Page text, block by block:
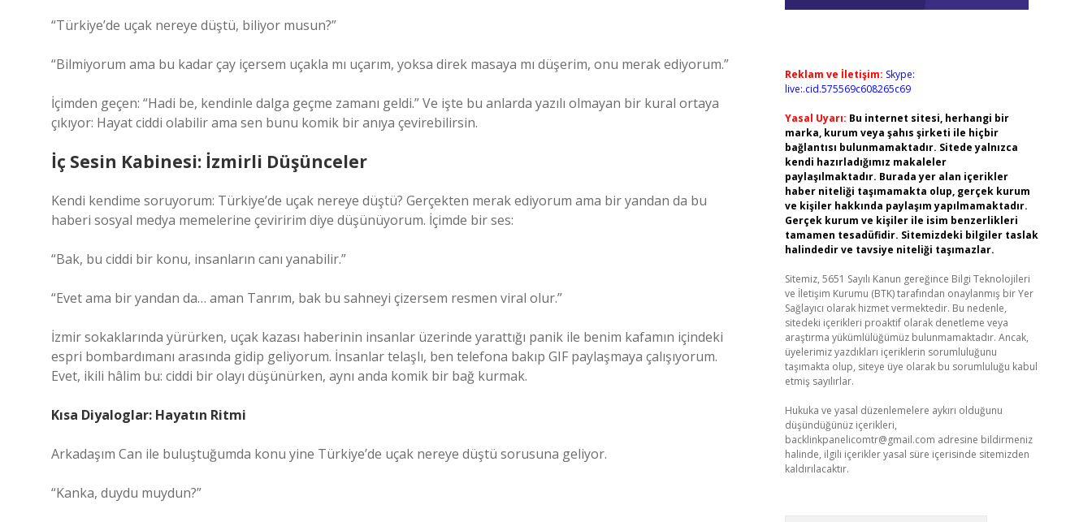
“Türkiye’de uçak nereye düştü, biliyor musun?”
“Bilmiyorum ama bu kadar çay içersem uçakla mı uçarım, yoksa direk masaya mı düşerim, onu merak ediyorum.”
İçimden geçen: “Hadi be, kendinle dalga geçme zamanı geldi.” Ve işte bu anlarda yazılı olmayan bir kural ortaya
çıkıyor: Hayat ciddi olabilir ama sen bunu komik bir anıya çevirebilirsin.
İç Sesin Kabinesi: İzmirli Düşünceler
Kendi kendime soruyorum: Türkiye’de uçak nereye düştü? Gerçekten merak ediyorum ama bir yandan da bu
haberi sosyal medya memelerine çeviririm diye düşünüyorum. İçimde bir ses:
“Bak, bu ciddi bir konu, insanların canı yanabilir.”
“Evet ama bir yandan da… aman Tanrım, bak bu sahneyi çizersem resmen viral olur.”
İzmir sokaklarında yürürken, uçak kazası haberinin insanlar üzerinde yarattığı panik ile benim kafamın içindeki
espri bombardımanı arasında gidip geliyorum. İnsanlar telaşlı, ben telefona bakıp GIF paylaşmaya çalışıyorum.
Evet, ikili hâlim bu: ciddi bir olayı düşünürken, aynı anda komik bir bağ kurmak.
Kısa Diyaloglar: Hayatın Ritmi
Arkadaşım Can ile buluştuğumda konu yine Türkiye’de uçak nereye düştü sorusuna geliyor.
“Kanka, duydu muydun?”
Reklam ve İletişim: Skype:
live:.cid.575569c608265c69
Yasal Uyarı: Bu internet sitesi, herhangi bir
marka, kurum veya şahıs şirketi ile hiçbir
bağlantısı bulunmamaktadır. Sitede yalnızca
kendi hazırladığımız makaleler
paylaşılmaktadır. Burada yer alan içerikler
haber niteliği taşımamakta olup, gerçek kurum
ve kişiler hakkında paylaşım yapılmamaktadır.
Gerçek kurum ve kişiler ile isim benzerlikleri
tamamen tesadüfidir. Sitemizdeki bilgiler taslak
halindedir ve tavsiye niteliği taşımazlar.
Sitemiz, 5651 Sayılı Kanun gereğince Bilgi Teknolojileri
ve İletişim Kurumu (BTK) tarafından onaylanmış bir Yer
Sağlayıcı olarak hizmet vermektedir. Bu nedenle,
sitedeki içerikleri proaktif olarak denetleme veya
araştırma yükümlülüğümüz bulunmamaktadır. Ancak,
üyelerimiz yazdıkları içeriklerin sorumluluğunu
taşımakta olup, siteye üye olarak bu sorumluluğu kabul
etmiş sayılırlar.
Hukuka ve yasal düzenlemelere aykırı olduğunu
düşündüğünüz içerikleri,
backlinkpanelicomtr@gmail.com adresine bildirmeniz
halinde, ilgili içerikler yasal süre içerisinde sitemizden
kaldırılacaktır.